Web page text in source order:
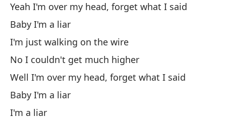
Yeah I'm over my head, forget what I said
Baby I'm a liar
I'm just walking on the wire
No I couldn't get much higher
Well I'm over my head, forget what I said
Baby I'm a liar
I'm a liar